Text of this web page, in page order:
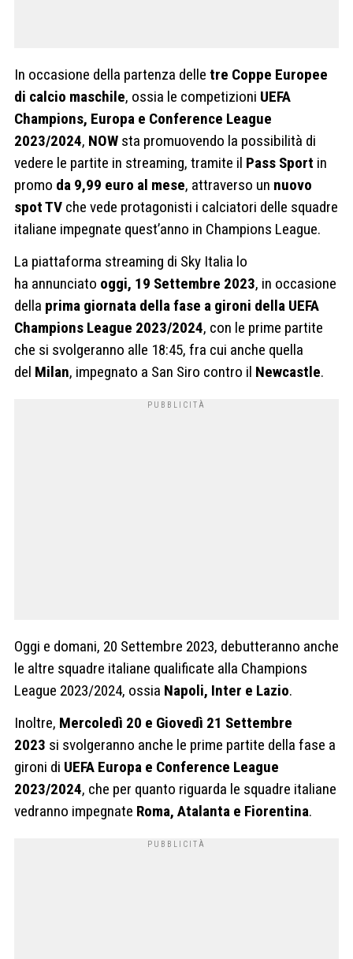
In occasione della partenza delle tre Coppe Europee
di calcio maschile, ossia le competizioni UEFA
Champions, Europa e Conference League
2023/2024, NOW sta promuovendo la possibilità di
vedere le partite in streaming, tramite il Pass Sport in
promo da 9,99 euro al mese, attraverso un nuovo
spot TV che vede protagonisti i calciatori delle squadre
italiane impegnate quest’anno in Champions League.
La piattaforma streaming di Sky Italia lo
ha annunciato oggi, 19 Settembre 2023, in occasione
della prima giornata della fase a gironi della UEFA
Champions League 2023/2024, con le prime partite
che si svolgeranno alle 18:45, fra cui anche quella
del Milan, impegnato a San Siro contro il Newcastle.
Oggi e domani, 20 Settembre 2023, debutteranno anche
le altre squadre italiane qualificate alla Champions
League 2023/2024, ossia Napoli, Inter e Lazio.
Inoltre, Mercoledì 20 e Giovedì 21 Settembre
2023 si svolgeranno anche le prime partite della fase a
gironi di UEFA Europa e Conference League
2023/2024, che per quanto riguarda le squadre italiane
vedranno impegnate Roma, Atalanta e Fiorentina.